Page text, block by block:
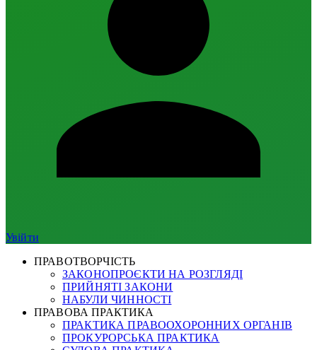
Увійти
ПРАВОТВОРЧІСТЬ
ЗАКОНОПРОЄКТИ НА РОЗГЛЯДІ
ПРИЙНЯТІ ЗАКОНИ
НАБУЛИ ЧИННОСТІ
ПРАВОВА ПРАКТИКА
ПРАКТИКА ПРАВООХОРОННИХ ОРГАНІВ
ПРОКУРОРСЬКА ПРАКТИКА